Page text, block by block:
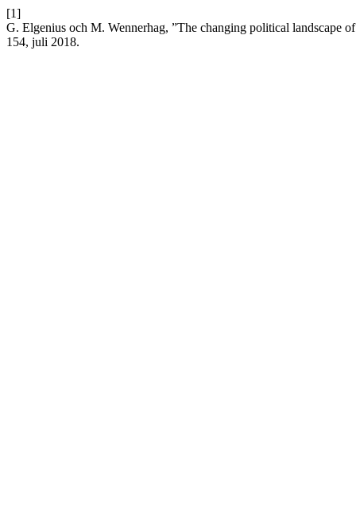
[1]
G. Elgenius och M. Wennerhag, ”The changing political landscape
154, juli 2018.